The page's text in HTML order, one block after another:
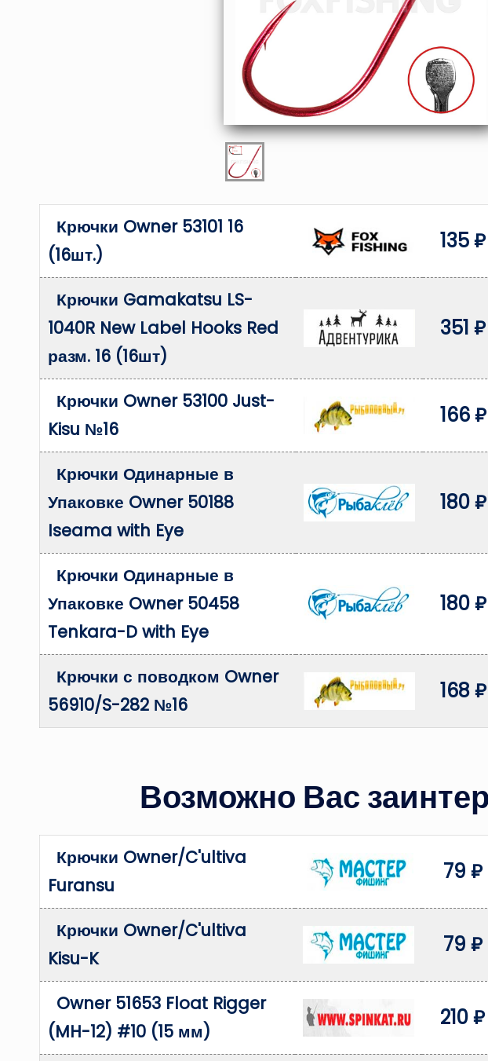
Крючки Owner 53101 16
(16шт.)
135 ₽
Крючки Gamakatsu LS-
1040R New Label Hooks Red
разм. 16 (16шт)
351 ₽
Крючки Owner 53100 Just-
Kisu №16
166 ₽
Крючки Одинарные в
Упаковке Owner 50188
Iseama with Eye
180 ₽
Крючки Одинарные в
Упаковке Owner 50458
Tenkara-D with Eye
180 ₽
Крючки с поводком Owner
56910/S-282 №16
168 ₽
Возможно Вас
Крючки Owner/C'ultiva
Furansu
79 ₽
Крючки Owner/C'ultiva
Kisu-K
79 ₽
Owner 51653 Float Rigger
(MH-12) #10 (15 мм)
210 ₽